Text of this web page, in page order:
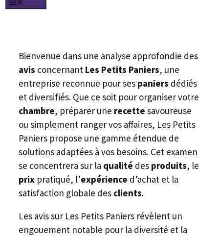
Bienvenue dans une analyse approfondie des
avis concernant Les Petits Paniers, une
entreprise reconnue pour ses paniers dédiés
et diversifiés. Que ce soit pour organiser votre
chambre, préparer une recette savoureuse
ou simplement ranger vos affaires, Les Petits
Paniers propose une gamme étendue de
solutions adaptées à vos besoins. Cet examen
se concentrera sur la qualité des produits, le
prix pratiqué, l’expérience d’achat et la
satisfaction globale des clients.
Les avis sur Les Petits Paniers révèlent un
engouement notable pour la diversité et la